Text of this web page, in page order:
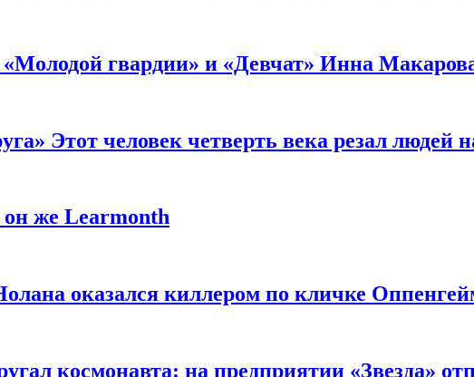
«Молодой гвардии» и «Девчат» Инна
Этот человек четверть века резал людей
же Learmonth
оказался киллером по кличке
космонавта: на предприятии «Звезда»